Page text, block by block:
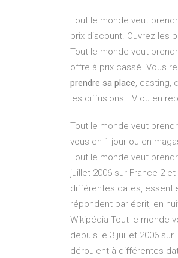
Tout le monde veut
prix discount. Ouvrez les
Tout le monde veut
offre à prix cassé. Vous
prendre sa place, casting,
les diffusions TV ou en
Tout le monde veut
vous en 1 jour ou en
Tout le monde veut
juillet 2006 sur France 2
différentes dates,
répondent par écrit, en
Wikipédia Tout le monde
depuis le 3 juillet 2006
déroulent à différentes